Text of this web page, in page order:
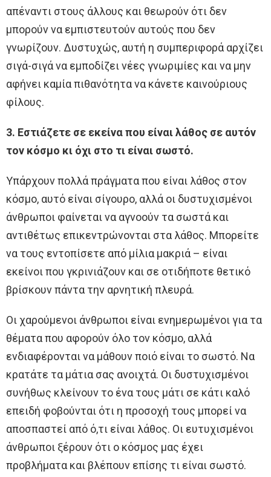
απέναντι στους άλλους και θεωρούν ότι δεν
μπορούν να εμπιστευτούν αυτούς που δεν
γνωρίζουν. Δυστυχώς, αυτή η συμπεριφορά αρχίζει
σιγά-σιγά να εμποδίζει νέες γνωριμίες και να μην
αφήνει καμία πιθανότητα να κάνετε καινούριους
φίλους.
3. Εστιάζετε σε εκείνα που είναι λάθος σε αυτόν
τον κόσμο κι όχι στο τι είναι σωστό.
Υπάρχουν πολλά πράγματα που είναι λάθος στον
κόσμο, αυτό είναι σίγουρο, αλλά οι δυστυχισμένοι
άνθρωποι φαίνεται να αγνοούν τα σωστά και
αντιθέτως επικεντρώνονται στα λάθος. Μπορείτε
να τους εντοπίσετε από μίλια μακριά – είναι
εκείνοι που γκρινιάζουν και σε οτιδήποτε θετικό
βρίσκουν πάντα την αρνητική πλευρά.
Οι χαρούμενοι άνθρωποι είναι ενημερωμένοι για τα
θέματα που αφορούν όλο τον κόσμο, αλλά
ενδιαφέρονται να μάθουν ποιό είναι το σωστό. Να
κρατάτε τα μάτια σας ανοιχτά. Οι δυστυχισμένοι
συνήθως κλείνουν το ένα τους μάτι σε κάτι καλό
επειδή φοβούνται ότι η προσοχή τους μπορεί να
αποσπαστεί από ό,τι είναι λάθος. Οι ευτυχισμένοι
άνθρωποι ξέρουν ότι ο κόσμος μας έχει
προβλήματα και βλέπουν επίσης τι είναι σωστό.